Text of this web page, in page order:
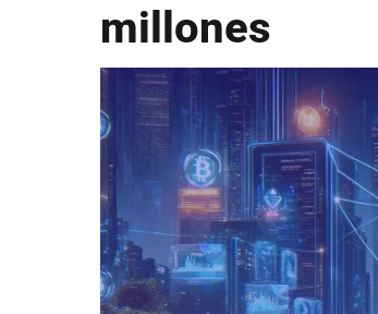
millones